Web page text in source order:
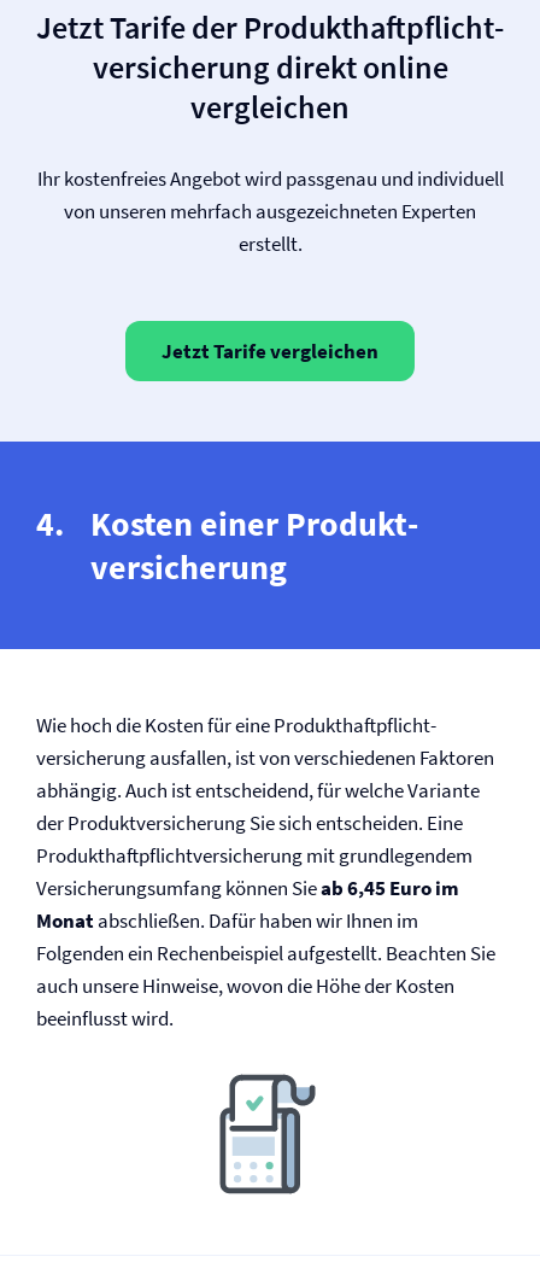
Jetzt Tarife der Produkt­haftpflicht­
versicherung direkt online
vergleichen
Ihr kostenfreies Angebot wird passgenau und individuell
von unseren mehrfach ausgezeichneten Experten
erstellt.
Jetzt Tarife vergleichen
Kosten einer Produkt­
versicherung
Wie hoch die Kosten für eine Produkt­haftpflicht­
versicherung ausfallen, ist von verschiedenen Faktoren
abhängig. Auch ist entscheidend, für welche Variante
der Produkt­versicherung Sie sich entscheiden. Eine
Produkt­haftpflicht­versicherung mit grundlegendem
Versicherungsumfang können Sieab 6,45 Euro im
Monatabschließen. Dafür haben wir Ihnen im
Folgenden ein Rechenbeispiel aufgestellt. Beachten Sie
auch unsere Hinweise, wovon die Höhe der Kosten
beeinflusst wird.